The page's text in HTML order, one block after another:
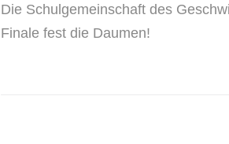
Die Schulgemeinschaft des
Finale fest die Daumen!